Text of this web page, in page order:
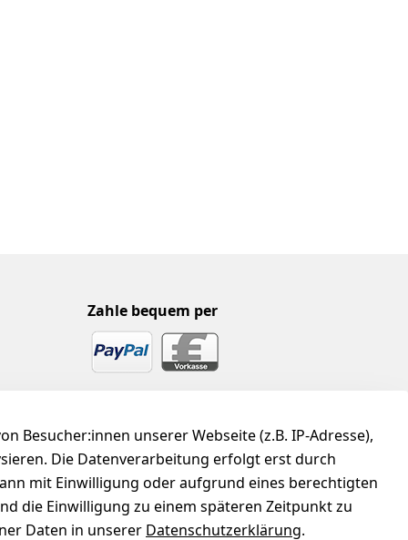
Besucher:innen unserer Webseite (z.B. IP-Adresse),
Die Datenverarbeitung erfolgt erst durch
mit Einwilligung oder aufgrund eines berechtigten
die Einwilligung zu einem späteren Zeitpunkt zu
Daten in unserer Datenschutzerklärung.
Zahle bequem per